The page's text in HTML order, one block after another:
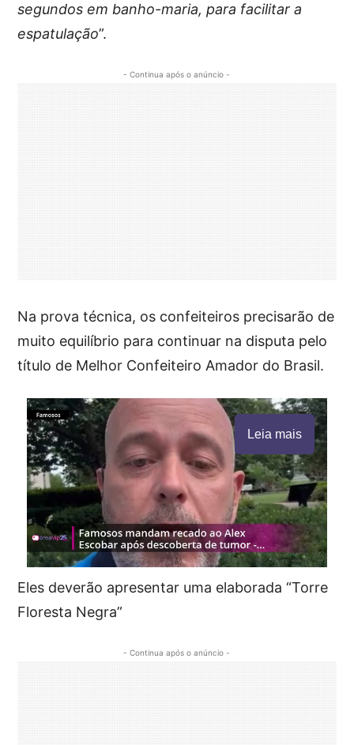
segundos em banho-maria, para facilitar a
espatulação”.
- Continua após o anúncio -
Na prova técnica, os confeiteiros precisarão de
muito equilíbrio para continuar na disputa pelo
título de Melhor Confeiteiro Amador do Brasil.
Leia mais
Eles deverão apresentar uma elaborada “Torre
Floresta Negra”
- Continua após o anúncio -